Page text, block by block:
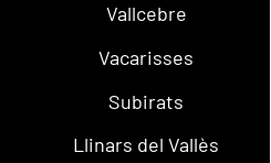
Vallcebre
Vacarisses
Subirats
Llinars del Vallès